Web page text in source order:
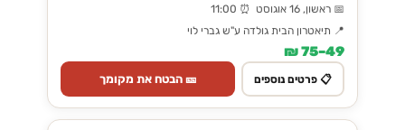
📅 ראשון, 16 אוגוסט ⏰ 11:00
📍 תיאטרון הבית גולדה ע"ש גברי לוי
49–75 ₪
📋 פרטים נוספים 🎫 הבטח את מקומך